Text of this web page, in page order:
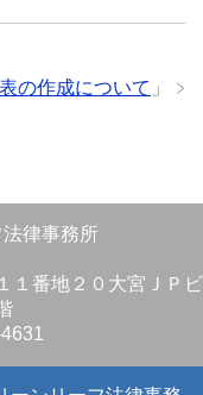
の作成について 」
律事務所
１番地２０大宮ＪＰビ